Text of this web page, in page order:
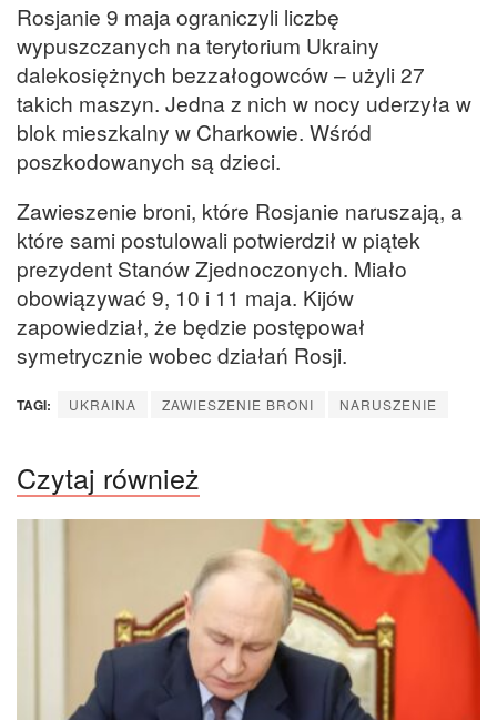
Rosjanie 9 maja ograniczyli liczbę
wypuszczanych na terytorium Ukrainy
dalekosiężnych bezzałogowców – użyli 27
takich maszyn. Jedna z nich w nocy uderzyła w
blok mieszkalny w Charkowie. Wśród
poszkodowanych są dzieci.
Zawieszenie broni, które Rosjanie naruszają, a
które sami postulowali potwierdził w piątek
prezydent Stanów Zjednoczonych. Miało
obowiązywać 9, 10 i 11 maja. Kijów
zapowiedział, że będzie postępował
symetrycznie wobec działań Rosji.
TAGI: UKRAINA ZAWIESZENIE BRONI NARUSZENIE
Czytaj również